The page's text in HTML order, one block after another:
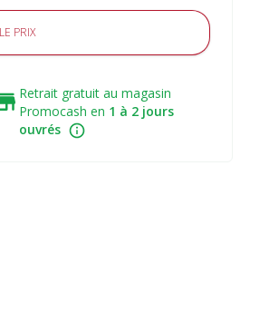
PRIX
Retrait gratuit au magasin
Promocash en 1 à 2 jours
ouvrés